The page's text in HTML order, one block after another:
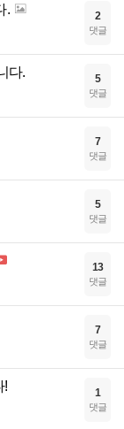
. 2
댓글
다. 5
댓글
7
댓글
5
댓글
13
댓글
7
댓글
! 1
댓글